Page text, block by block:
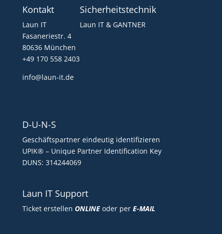
Kontakt
Laun IT
Fasaneriestr. 4
80636 München
+49 170 558 2403
info@laun-it.de
Sicherheitstechnik
Laun IT & GANTNER
D-U-N-S
Geschäftspartner eindeutig identifizieren
UPIK® – Unique Partner Identification Key
DUNS: 314244069
Laun IT Support
Ticket erstellen ONLINEoder per E-MAIL